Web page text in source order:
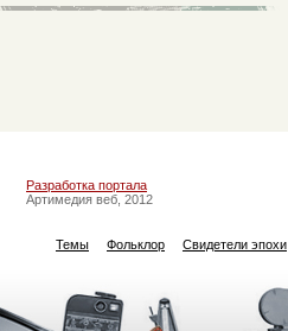
Разработка портала
Артимедия веб, 2012
Темы Фольклор Свидетели эпохи